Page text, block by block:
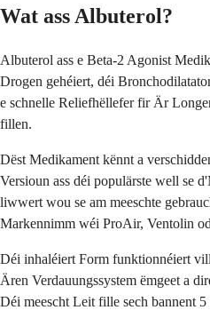
Wat ass Albuterol?
Albuterol ass e Beta-2 Agonist
Drogen gehéiert, déi
e schnelle Reliefhëllefer fir Är
fillen.
Dëst Medikament kënnt a
Versioun ass déi populärste well se
liwwert wou se am meeschte
Markennimm wéi ProAir, Ventolin
Déi inhaléiert Form funktionnéiert
Ären Verdauungssystem ëmgeet a
Déi meescht Leit fille sech bannent